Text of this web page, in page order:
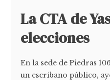
La CTA de
elecciones
En la sede de Piedras
un escribano público,